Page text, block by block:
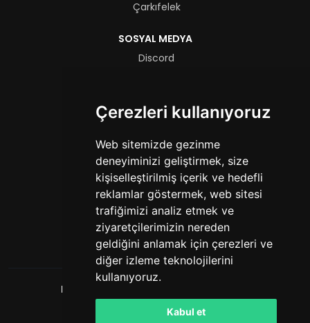
Çerezleri kullanıyoruz
Web sitemizde gezinme
deneyiminizi geliştirmek, size
kişiselleştirilmiş içerik ve hedefli
reklamlar göstermek, web sitesi
trafiğimizi analiz etmek ve
ziyaretçilerimizin nereden
geldiğini anlamak için çerezleri ve
diğer izleme teknolojilerini
kullanıyoruz.
Kabul et
Çarkıfelek
SOSYAL MEDYA
Discord
YouTube
YASAL
Hizmet Şartları
Gizlilik Politikası
FORMLAR
Yetkili Başvurusu
HashCube
Powered byLeaderOS